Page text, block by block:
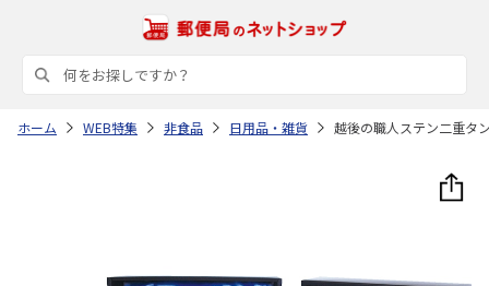
ホーム WEB特集 非食品 日用品・雑貨 越後の職人ステン二重